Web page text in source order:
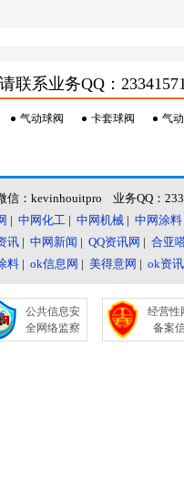
联系业务QQ：
气动球阀 卡套球阀 气
信：kevinhouitpro 业务QQ：
| 中网化工 | 中网机械 | 中网涂料
讯 | 中网新闻 | QQ资讯网 | 合亚
料 | ok信息网 | 美得意网 | ok资
公共信息安
全网络监察
经营性
备案